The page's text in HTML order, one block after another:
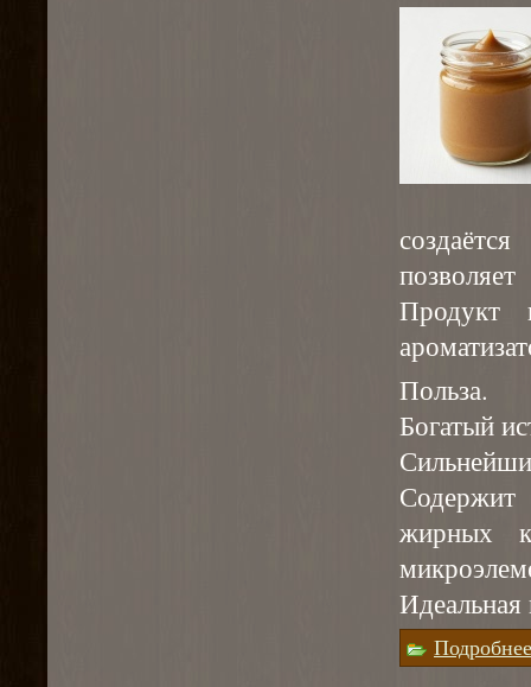
Продукт
Польза.
Богатый
жирных
Идеальная
Подробнее